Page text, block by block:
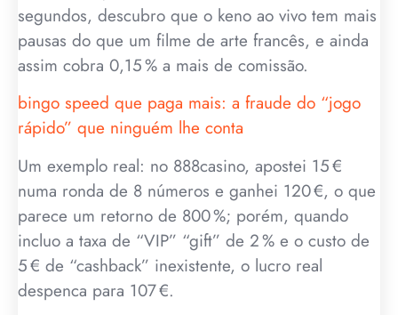
segundos, descubro que o keno ao vivo tem mais
pausas do que um filme de arte francês, e ainda
assim cobra 0,15 % a mais de comissão.
bingo speed que paga mais: a fraude do “jogo
rápido” que ninguém lhe conta
Um exemplo real: no 888casino, apostei 15 €
numa ronda de 8 números e ganhei 120 €, o que
parece um retorno de 800 %; porém, quando
incluo a taxa de “VIP” “gift” de 2 % e o custo de
5 € de “cashback” inexistente, o lucro real
despenca para 107 €.